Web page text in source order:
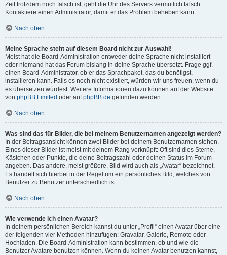
Zeit trotzdem noch falsch ist, geht die Uhr des Servers vermutlich falsch.
Kontaktiere einen Administrator, damit er das Problem beheben kann.
Nach oben
Meine Sprache steht auf diesem Board nicht zur Auswahl!
Meist hat die Board-Administration entweder deine Sprache nicht installiert
oder niemand hat das Forum bislang in deine Sprache übersetzt. Frage ggf.
einen Board-Administrator, ob er das Sprachpaket, das du benötigst,
installieren kann. Falls es noch nicht existiert, würden wir uns freuen, wenn du
es übersetzen würdest. Weitere Informationen dazu können auf der Website
von phpBB Limited oder aufphpBB.de gefunden werden.
Nach oben
Was sind das für Bilder, die bei meinem Benutzernamen angezeigt werden?
In der Beitragsansicht können zwei Bilder bei deinem Benutzernamen stehen.
Eines dieser Bilder ist meist mit deinem Rang verknüpft: Oft sind dies Sterne,
Kästchen oder Punkte, die deine Beitragszahl oder deinen Status im Forum
angeben. Das andere, meist größere, Bild wird auch als „Avatar“ bezeichnet.
Es handelt sich hierbei in der Regel um ein persönliches Bild, welches von
Benutzer zu Benutzer unterschiedlich ist.
Nach oben
Wie verwende ich einen Avatar?
In deinem persönlichen Bereich kannst du unter „Profil“ einen Avatar über eine
der folgenden vier Methoden hinzufügen: Gravatar, Galerie, Remote oder
Hochladen. Die Board-Administration kann bestimmen, ob und wie die
Benutzer Avatare benutzen können. Wenn du keinen Avatar benutzen kannst,